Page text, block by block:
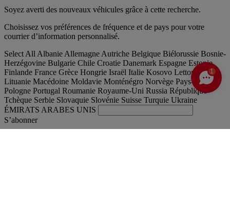
Soyez averti des nouveaux véhicules grâce à cette recherche.
Choisissez vos préférences de fréquence et de pays pour votre
courrier d’information personnalisé.
Select All Albanie Allemagne Autriche Belgique Biélorussie Bosnie-
Herzégovine Bulgarie Chile Croatie Danemark Espagne Estonie
Finlande France Grèce Hongrie Israël Italie Kosovo Lettonie
Lituanie Macédoine Moldavie Monténégro Norvège Pays-Bas
Pologne Portugal Roumanie Royaume-Uni Russia République
Tchèque Serbie Slovaquie Slovénie Suisse Turquie Ukraine
ÉMIRATS ARABES UNIS
S’abonner
1